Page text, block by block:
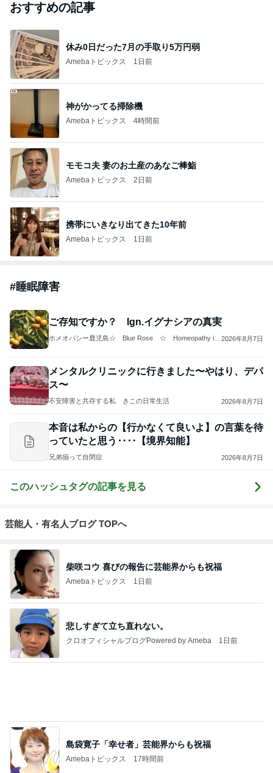
おすすめの記事
休み0日だった7月の手取り5万円弱
Amebaトピックス 1日前
神がかってる掃除機
Amebaトピックス 4時間前
モモコ夫 妻のお土産のあなご棒鮨
Amebaトピックス 2日前
携帯にいきなり出てきた10年前
Amebaトピックス 1日前
#睡眠障害
ご存知ですか？ Ign.イグナシアの真実
ホメオパシー鹿児島☆ Blue Rose ☆ Homeopathy in
2026年8月7日
メンタルクリニックに行きました〜やはり、デパ
ス〜
不安障害と共存する私 きこの日常生活 2026年8月7日
本音は私からの【行かなくて良いよ】の言葉を待
っていたと思う‥‥【境界知能】
兄弟揃って自閉症 2026年8月7日
このハッシュタグの記事を見る
芸能人・有名人ブログ TOPへ
柴咲コウ 喜びの報告に芸能界からも祝福
Amebaトピックス 1日前
悲しすぎて立ち直れない。
クロオフィシャルブログPowered by Ameba 1日前
2026/07/28(K) 4本
何でかな？何でだろ？ 11日前